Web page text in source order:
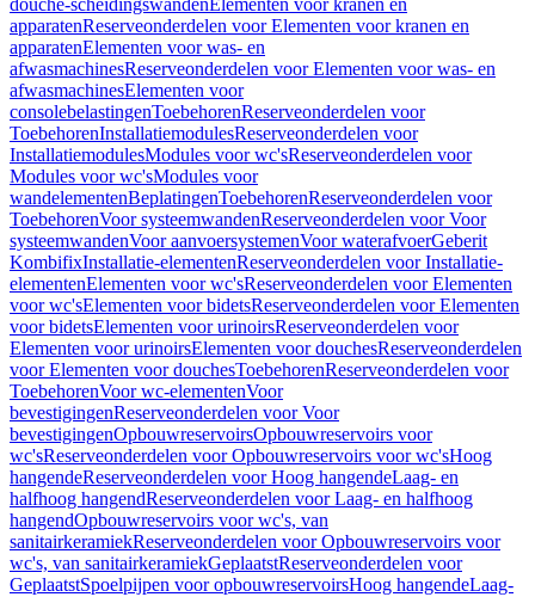
douche-scheidingswandenElementen voor kranen en
apparatenReserveonderdelen voor Elementen voor kranen en
apparatenElementen voor was- en
afwasmachinesReserveonderdelen voor Elementen voor was- en
afwasmachinesElementen voor
consolebelastingenToebehorenReserveonderdelen voor
ToebehorenInstallatiemodulesReserveonderdelen voor
InstallatiemodulesModules voor wc'sReserveonderdelen voor
Modules voor wc'sModules voor
wandelementenBeplatingenToebehorenReserveonderdelen voor
ToebehorenVoor systeemwandenReserveonderdelen voor Voor
systeemwandenVoor aanvoersystemenVoor waterafvoerGeberit
KombifixInstallatie-elementenReserveonderdelen voor Installatie-
elementenElementen voor wc'sReserveonderdelen voor Elementen
voor wc'sElementen voor bidetsReserveonderdelen voor Elementen
voor bidetsElementen voor urinoirsReserveonderdelen voor
Elementen voor urinoirsElementen voor douchesReserveonderdelen
voor Elementen voor douchesToebehorenReserveonderdelen voor
ToebehorenVoor wc-elementenVoor
bevestigingenReserveonderdelen voor Voor
bevestigingenOpbouwreservoirsOpbouwreservoirs voor
wc'sReserveonderdelen voor Opbouwreservoirs voor wc'sHoog
hangendeReserveonderdelen voor Hoog hangendeLaag- en
halfhoog hangendReserveonderdelen voor Laag- en halfhoog
hangendOpbouwreservoirs voor wc's, van
sanitairkeramiekReserveonderdelen voor Opbouwreservoirs voor
wc's, van sanitairkeramiekGeplaatstReserveonderdelen voor
GeplaatstSpoelpijpen voor opbouwreservoirsHoog hangendeLaag-